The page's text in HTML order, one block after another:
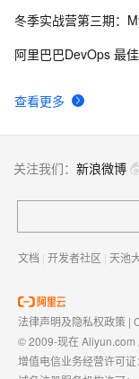
服务？
查看更多
冬季实战营第三期：
阿里巴巴DevOps 最
关注我们： 新浪微博
文档 | 开发者社区 | 天池
法律声明及隐私权政策 |
© 2009-现在 Aliyun.com
增值电信业务经营许可证